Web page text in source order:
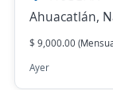
Ahuacatlán,
$ 9,000.00
Ayer